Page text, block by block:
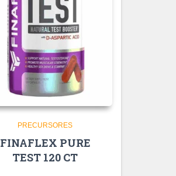
PRECURSORES
FINAFLEX PURE
TEST 120 CT